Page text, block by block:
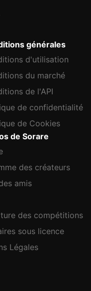
générales
d'utilisation
du marché
de l'API
de confidentialité
de Cookies
de Sorare
des créateurs
amis
des compétitions
sous licence
Légales